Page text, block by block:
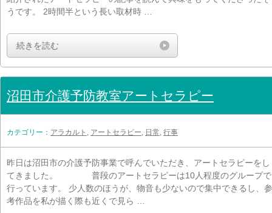
うです。 2時間半という長い取材時 …
続きを読む
沼田市介護予防教室アートセラピー
カテゴリー： アラカルト , アートセラピー, 日常, 行事
昨日は沼田市の介護予防事業で呼んでいただき、アートセラピーをし
てきました。 普段のアートセラピーは10人程度のグループで
行っています。 少人数のほうが、物音も少ないので集中できるし、参
考作品を私が描く際も近くで見ら …